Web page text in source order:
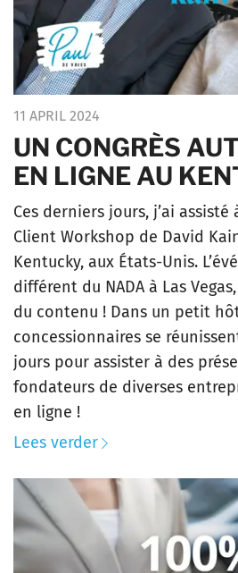
11 APRIL 2024
UN CONGRÈS
EN LIGNE AU
Ces derniers jours, j’ai assisté
Client Workshop de David
Kentucky, aux États-Unis.
différent du NADA à Las
du contenu ! Dans un petit
concessionnaires se
jours pour assister à des
fondateurs de diverses
en ligne !
Lees verder